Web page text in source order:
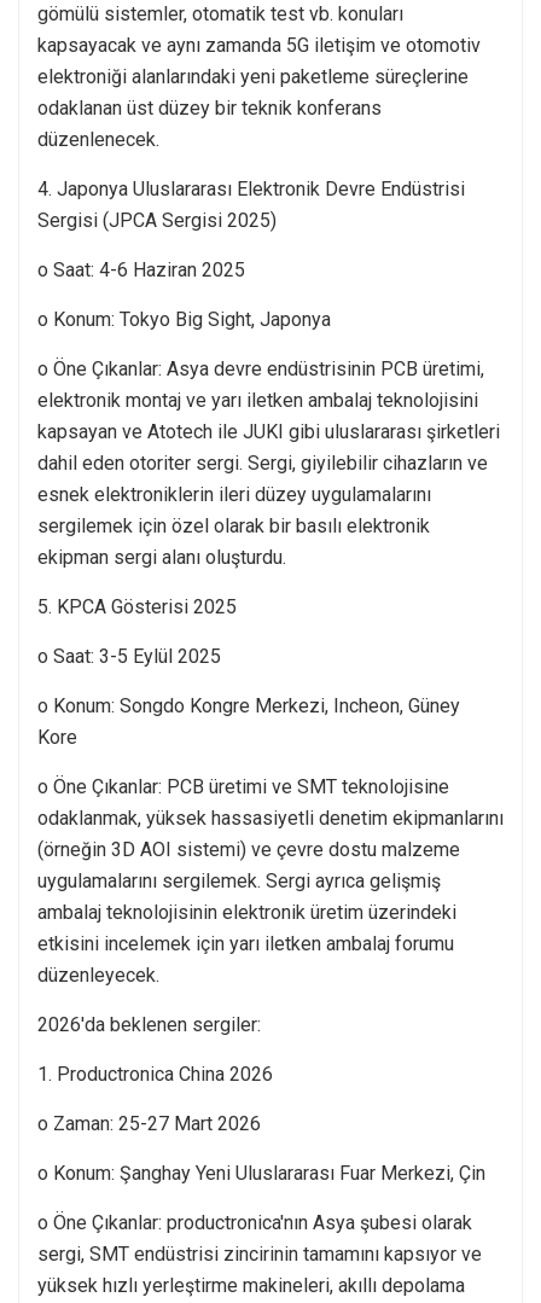
gömülü sistemler, otomatik test vb. konuları
kapsayacak ve aynı zamanda 5G iletişim ve otomotiv
elektroniği alanlarındaki yeni paketleme süreçlerine
odaklanan üst düzey bir teknik konferans
düzenlenecek.
4. Japonya Uluslararası Elektronik Devre Endüstrisi
Sergisi (JPCA Sergisi 2025)
o Saat: 4-6 Haziran 2025
o Konum: Tokyo Big Sight, Japonya
o Öne Çıkanlar: Asya devre endüstrisinin PCB üretimi,
elektronik montaj ve yarı iletken ambalaj teknolojisini
kapsayan ve Atotech ile JUKI gibi uluslararası şirketleri
dahil eden otoriter sergi. Sergi, giyilebilir cihazların ve
esnek elektroniklerin ileri düzey uygulamalarını
sergilemek için özel olarak bir basılı elektronik
ekipman sergi alanı oluşturdu.
5. KPCA Gösterisi 2025
o Saat: 3-5 Eylül 2025
o Konum: Songdo Kongre Merkezi, Incheon, Güney
Kore
o Öne Çıkanlar: PCB üretimi ve SMT teknolojisine
odaklanmak, yüksek hassasiyetli denetim ekipmanlarını
(örneğin 3D AOI sistemi) ve çevre dostu malzeme
uygulamalarını sergilemek. Sergi ayrıca gelişmiş
ambalaj teknolojisinin elektronik üretim üzerindeki
etkisini incelemek için yarı iletken ambalaj forumu
düzenleyecek.
2026'da beklenen sergiler:
1. Productronica China 2026
o Zaman: 25-27 Mart 2026
o Konum: Şanghay Yeni Uluslararası Fuar Merkezi, Çin
o Öne Çıkanlar: productronica'nın Asya şubesi olarak
sergi, SMT endüstrisi zincirinin tamamını kapsıyor ve
yüksek hızlı yerleştirme makineleri, akıllı depolama